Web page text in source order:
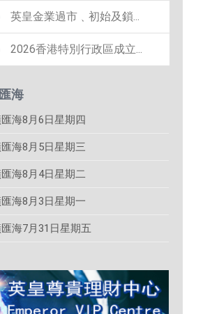
英皇金業過市﹑初始及鎖...
2026香港特別行政區成立...
海
海8月6日星期四
海8月5日星期三
海8月4日星期二
海8月3日星期一
海7月31日星期五